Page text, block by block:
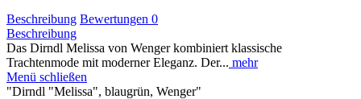
Beschreibung Bewertungen 0
Beschreibung
Das Dirndl Melissa von Wenger kombiniert klassische
Trachtenmode mit moderner Eleganz. Der... mehr
Menü schließen
"Dirndl "Melissa", blaugrün, Wenger"